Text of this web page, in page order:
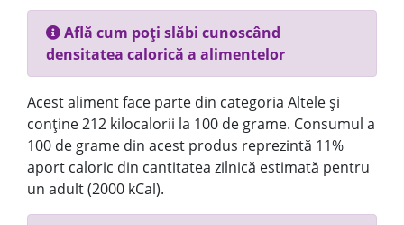
Află cum poți slăbi cunoscând
densitatea calorică a alimentelor
Acest aliment face parte din categoria Altele și
conține 212 kilocalorii la 100 de grame. Consumul a
100 de grame din acest produs reprezintă 11%
aport caloric din cantitatea zilnică estimată pentru
un adult (2000 kCal).